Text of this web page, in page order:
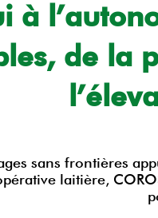
à
de la
sans frontières
laitière,